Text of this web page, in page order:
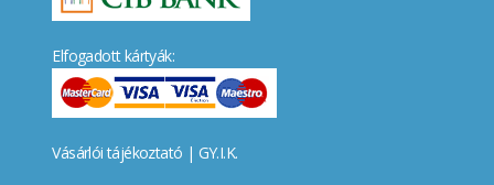
Elfogadott kártyák:
Vásárlói tájékoztató | GY.I.K.